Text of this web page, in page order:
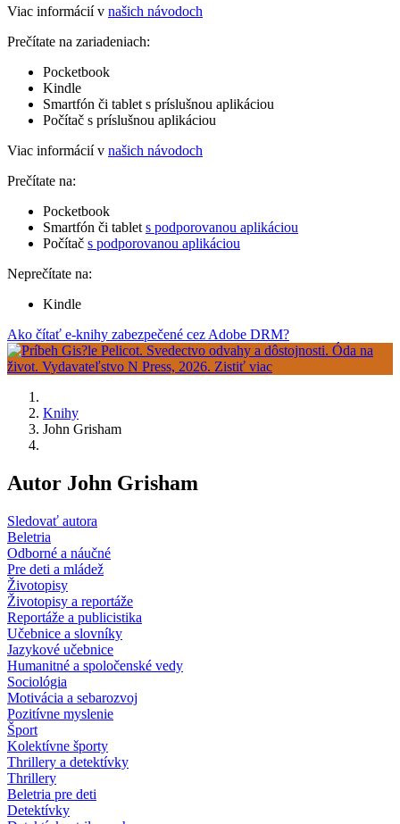
Viac informácií v našich návodoch
Prečítate na zariadeniach:
Pocketbook
Kindle
Smartfón či tablet s príslušnou aplikáciou
Počítač s príslušnou aplikáciou
Viac informácií v našich návodoch
Prečítate na:
Pocketbook
Smartfón či tablet s podporovanou aplikáciou
Počítač s podporovanou aplikáciou
Neprečítate na:
Kindle
Ako čítať e-knihy zabezpečené cez Adobe DRM?
Knihy
John Grisham
Autor John Grisham
Sledovať autora
Beletria
Odborné a náučné
Pre deti a mládež
Životopisy
Životopisy a reportáže
Reportáže a publicistika
Učebnice a slovníky
Jazykové učebnice
Humanitné a spoločenské vedy
Sociológia
Motivácia a sebarozvoj
Pozitívne myslenie
Šport
Kolektívne športy
Thrillery a detektívky
Thrillery
Beletria pre deti
Detektívky